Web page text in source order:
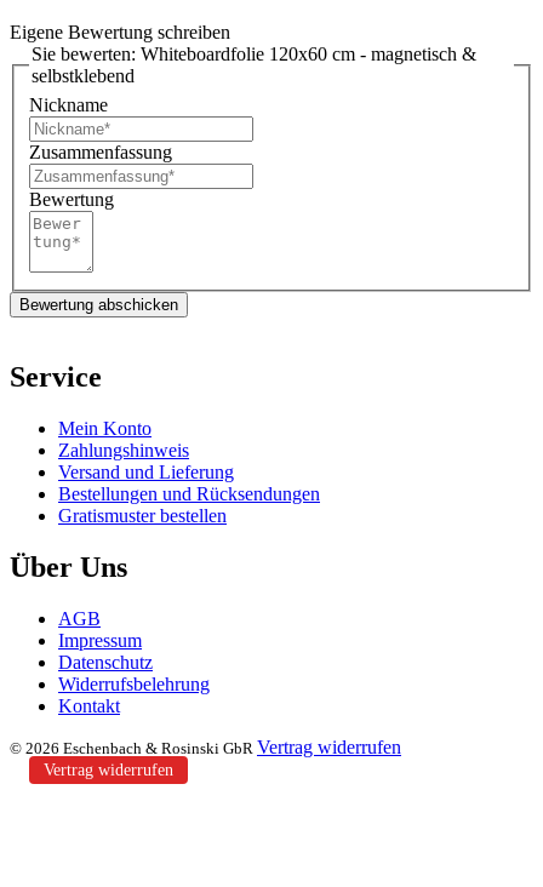
Eigene Bewertung schreiben
Sie bewerten: Whiteboardfolie 120x60 cm - magnetisch &
selbstklebend
Nickname
Zusammenfassung
Bewertung
Bewertung abschicken
Service
Mein Konto
Zahlungshinweis
Versand und Lieferung
Bestellungen und Rücksendungen
Gratismuster bestellen
Über Uns
AGB
Impressum
Datenschutz
Widerrufsbelehrung
Kontakt
© 2026 Eschenbach & Rosinski GbR Vertrag widerrufen
Vertrag widerrufen